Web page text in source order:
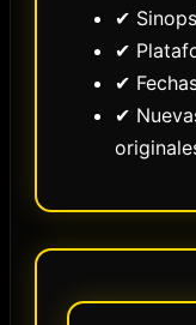
✔
✔
✔
✔